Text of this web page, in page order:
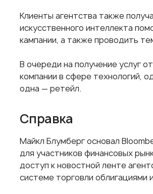
Клиенты агентства также
искусственного интеллекта
кампании, а также проводить
В очереди на получение услуг
компании в сфере технологий,
одна — ретейл.
Справка
Майкл Блумберг основал
для участников финансовых
доступ к новостной ленте
системе торговли облигациями